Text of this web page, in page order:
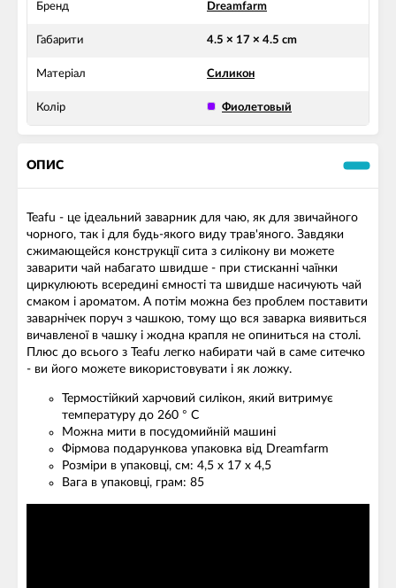
Бренд Dreamfarm
Габарити 4.5 × 17 × 4.5 cm
Матеріал Силикон
Колір Фиолетовый
ОПИС
Teafu - це ідеальний заварник для чаю, як для звичайного
чорного, так і для будь-якого виду трав'яного. Завдяки
сжимающейся конструкції сита з силікону ви можете
заварити чай набагато швидше - при стисканні чаїнки
циркулюють всередині ємності та швидше насичують чай
смаком і ароматом. А потім можна без проблем поставити
заварнічек поруч з чашкою, тому що вся заварка виявиться
вичавленої в чашку і жодна крапля не опиниться на столі.
Плюс до всього з Teafu легко набирати чай в саме ситечко
- ви його можете використовувати і як ложку.
Термостійкий харчовий силікон, який витримує
температуру до 260 ° C
Можна мити в посудомийній машині
Фірмова подарункова упаковка від Dreamfarm
Розміри в упаковці, см: 4,5 x 17 x 4,5
Вага в упаковці, грам: 85